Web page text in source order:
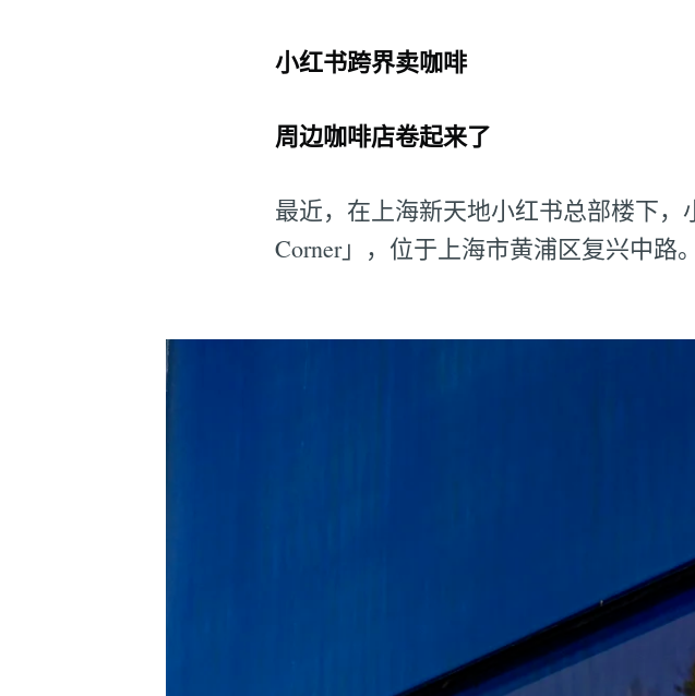
小红书跨界卖咖啡
周边咖啡店卷起来了
最近，在上海新天地小红书总部楼下
Corner」，位于上海市黄浦区复兴中路。